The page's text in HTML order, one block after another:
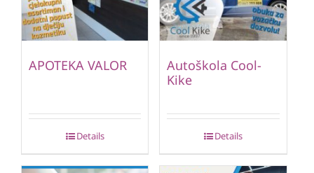
APOTEKA VALOR
Details
Autoškola Cool-
Kike
Details